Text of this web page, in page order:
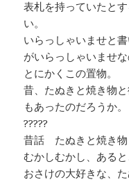
表札を持っていたと
い。
いらっしゃいませと
がいらっしゃいませ
とにかくこの置物。
昔、たぬきと焼き物
もあったのだろうか。
?????
昔話 たぬきと焼き物
むかしむかし、ある
おさけの大好きな、